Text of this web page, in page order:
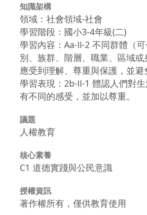
知識架構
領域：社會領域-社會
學習階段：國小3-4年級(二)
學習內容：Aa-Ⅱ-2 不同群體（
別、族群、階層、職業、區域或
應受到理解、尊重與保護，並避
學習表現：2b-Ⅱ-1 體認人們對
有不同的感受，並加以尊重。
議題
人權教育
核心素養
C1 道德實踐與公民意識
授權資訊
著作權所有，僅供教育使用